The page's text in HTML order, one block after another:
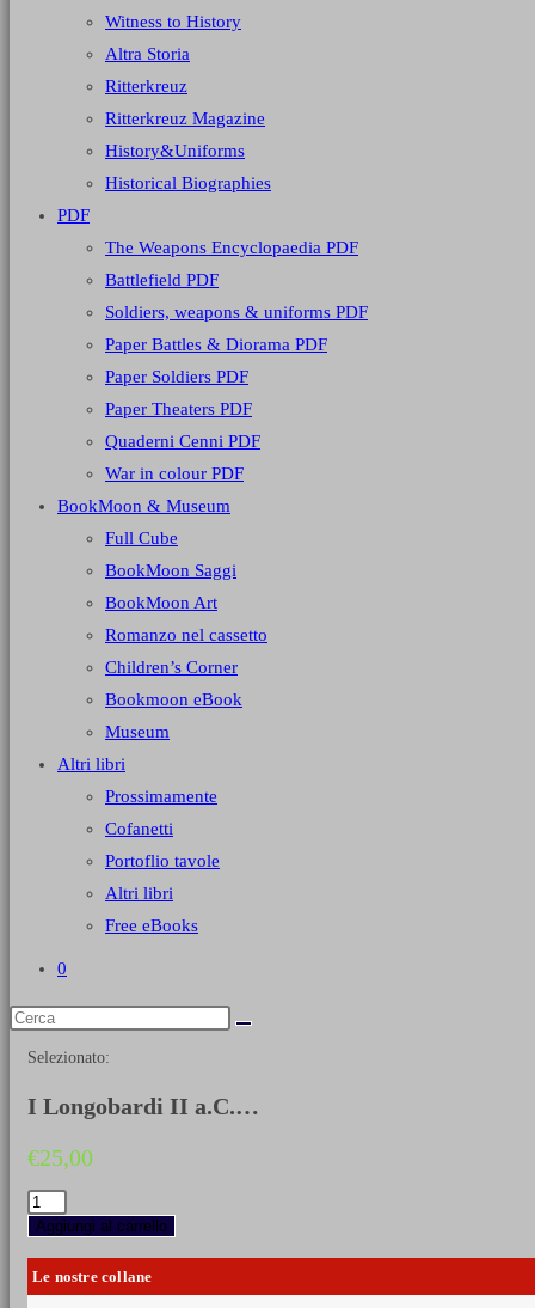
Witness to History
Altra Storia
Ritterkreuz
Ritterkreuz Magazine
History&Uniforms
Historical Biographies
PDF
The Weapons Encyclopaedia PDF
Battlefield PDF
Soldiers, weapons & uniforms PDF
Paper Battles & Diorama PDF
Paper Soldiers PDF
Paper Theaters PDF
Quaderni Cenni PDF
War in colour PDF
BookMoon & Museum
Full Cube
BookMoon Saggi
BookMoon Art
Romanzo nel cassetto
Children’s Corner
Bookmoon eBook
Museum
Altri libri
Prossimamente
Cofanetti
Portoflio tavole
Altri libri
Free eBooks
0
Selezionato:
I Longobardi II a.C.…
€25,00
I
Longobardi
II
a.C.
Aggiungi al carrello
Le nostre collane